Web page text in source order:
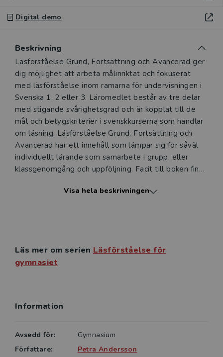
Digital demo
Beskrivning
Beskrivning
Läsförståelse Grund, Fortsättning och Avancerad ger
dig möjlighet att arbeta målinriktat och fokuserat
med läsförståelse inom ramarna för undervisningen i
Svenska 1, 2 eller 3. Läromedlet består av tre delar
med stigande svårighetsgrad och är kopplat till de
mål och betygskriterier i svenskkurserna som handlar
om läsning. Läsförståelse Grund, Fortsättning och
Avancerad har ett innehåll som lämpar sig för såväl
individuellt lärande som samarbete i grupp, eller
klassgenomgång och uppföljning. Facit till boken finns
(Programme for International Student Assessment):
• hitta information i texten och dra enkla slutsatser
uppgifter där eleven får formulera svar med egna
ord.
Visa hela beskrivningen
Läs mer om serien Läsförståelse för
gymnasiet
Information
Avsedd för:
Gymnasium
Författare:
Petra Andersson